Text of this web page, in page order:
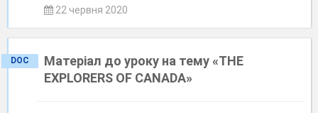
22 червня 2020
DOC
Матеріал до уроку на тему «THE
EXPLORERS OF CANADA»